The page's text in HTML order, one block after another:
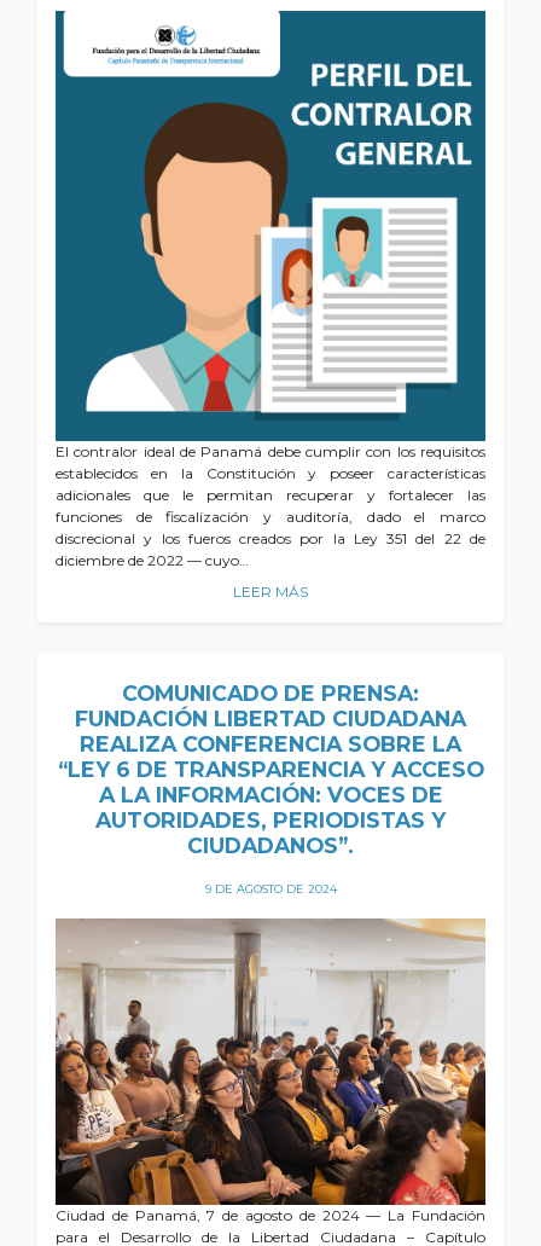
El contralor ideal de Panamá debe cumplir con los requisitos
establecidos en la Constitución y poseer características
adicionales que le permitan recuperar y fortalecer las
funciones de fiscalización y auditoría, dado el marco
discrecional y los fueros creados por la Ley 351 del 22 de
diciembre de 2022 — cuyo…
LEER MÁS
COMUNICADO DE PRENSA:
FUNDACIÓN LIBERTAD CIUDADANA
REALIZA CONFERENCIA SOBRE LA
“LEY 6 DE TRANSPARENCIA Y ACCESO
A LA INFORMACIÓN: VOCES DE
AUTORIDADES, PERIODISTAS Y
CIUDADANOS”.
9 DE AGOSTO DE 2024
Ciudad de Panamá, 7 de agosto de 2024 — La Fundación
para el Desarrollo de la Libertad Ciudadana – Capítulo